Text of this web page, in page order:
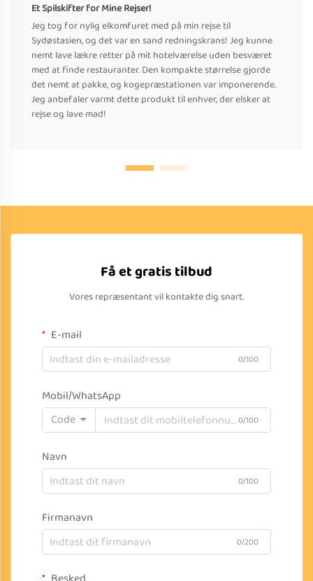
Et Spilskifter for Mine Rejser!
Jeg tog for nylig elkomfuret med på min rejse til
Sydøstasien, og det var en sand redningskrans! Jeg kunne
nemt lave lækre retter på mit hotelværelse uden besværet
med at finde restauranter. Den kompakte størrelse gjorde
det nemt at pakke, og kogepræstationen var imponerende.
Jeg anbefaler varmt dette produkt til enhver, der elsker at
rejse og lave mad!
Få et gratis tilbud
Vores repræsentant vil kontakte dig snart.
E-mail
0/100
Mobil/WhatsApp
Code
0/100
Navn
0/100
Firmanavn
0/200